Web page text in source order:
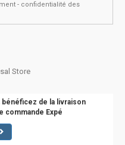
- confidentialité des
Store
bénéficez de la livraison
commande Expé